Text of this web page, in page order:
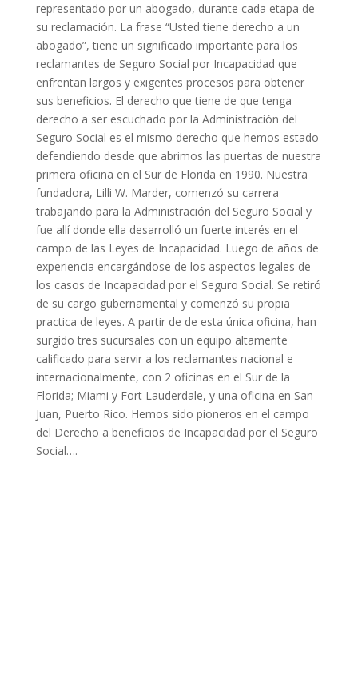
representado por un abogado, durante cada etapa de
su reclamación. La frase “Usted tiene derecho a un
abogado”, tiene un significado importante para los
reclamantes de Seguro Social por Incapacidad que
enfrentan largos y exigentes procesos para obtener
sus beneficios. El derecho que tiene de que tenga
derecho a ser escuchado por la Administración del
Seguro Social es el mismo derecho que hemos estado
defendiendo desde que abrimos las puertas de nuestra
primera oficina en el Sur de Florida en 1990. Nuestra
fundadora, Lilli W. Marder, comenzó su carrera
trabajando para la Administración del Seguro Social y
fue allí donde ella desarrolló un fuerte interés en el
campo de las Leyes de Incapacidad. Luego de años de
experiencia encargándose de los aspectos legales de
los casos de Incapacidad por el Seguro Social. Se retiró
de su cargo gubernamental y comenzó su propia
practica de leyes. A partir de de esta única oficina, han
surgido tres sucursales con un equipo altamente
calificado para servir a los reclamantes nacional e
internacionalmente, con 2 oficinas en el Sur de la
Florida; Miami y Fort Lauderdale, y una oficina en San
Juan, Puerto Rico. Hemos sido pioneros en el campo
del Derecho a beneficios de Incapacidad por el Seguro
Social….